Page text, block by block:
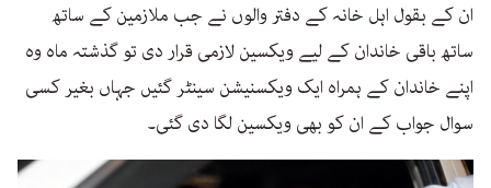
ان کے بقول اہل خانہ کے دفتر والوں نے جب ملازمین کے ساتھ
ساتھ باقی خاندان کے لیے ویکسین لازمی قرار دی تو گذشتہ ماہ وہ
اپنے خاندان کے ہمراہ ایک ویکسنیشن سینٹر گئیں جہاں بغیر کسی
سوال جواب کے ان کو بھی ویکسین لگا دی گئی۔